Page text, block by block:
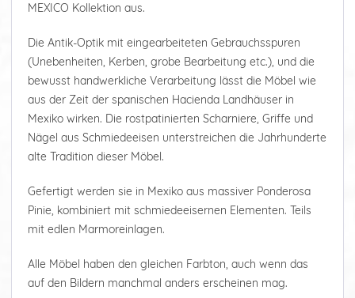
MEXICO Kollektion aus.
Die Antik-Optik mit eingearbeiteten Gebrauchsspuren
(Unebenheiten, Kerben, grobe Bearbeitung etc.), und die
bewusst handwerkliche Verarbeitung lässt die Möbel wie
aus der Zeit der spanischen Hacienda Landhäuser in
Mexiko wirken. Die rostpatinierten Scharniere, Griffe und
Nägel aus Schmiedeeisen unterstreichen die Jahrhunderte
alte Tradition dieser Möbel.
Gefertigt werden sie in Mexiko aus massiver Ponderosa
Pinie, kombiniert mit schmiedeeisernen Elementen. Teils
mit edlen Marmoreinlagen.
Alle Möbel haben den gleichen Farbton, auch wenn das
auf den Bildern manchmal anders erscheinen mag.